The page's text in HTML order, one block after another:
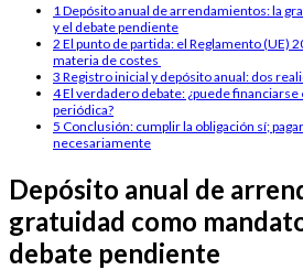
1 Depósito anual de arrendamientos: la
y el debate pendiente
2 El punto de partida: el Reglamento (UE)
materia de costes
3 Registro inicial y depósito anual: dos
4El verdadero debate: ¿puede
periódica?
5 Conclusión: cumplir la obligación sí;
necesariamente
Depósito anual de
gratuidad como
debate pendiente